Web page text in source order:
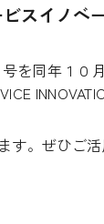
スイノベ
を同年１
。ぜひご活